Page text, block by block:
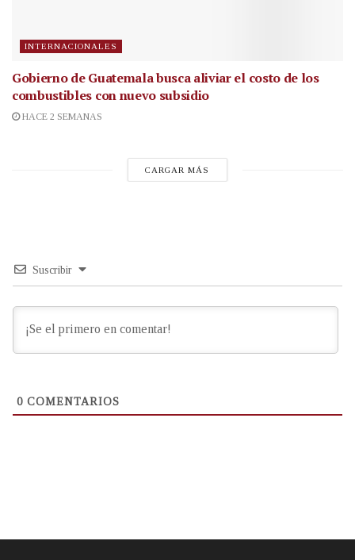
INTERNACIONALES
Gobierno de Guatemala busca aliviar el costo de los
combustibles con nuevo subsidio
HACE 2 SEMANAS
CARGAR MÁS
Suscribir
0 COMENTARIOS